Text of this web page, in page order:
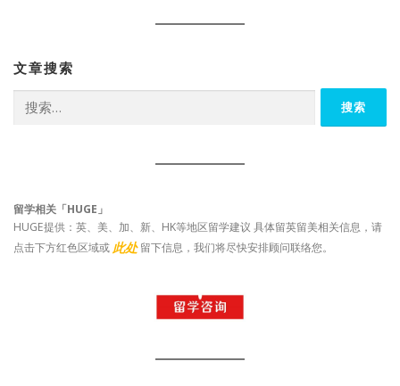
文章搜索
索：
留学相关「HUGE」
HUGE提供：英、美、加、新、HK等地区留学建议 具体留英留美相关信息，请
点击下方红色区域或 此处 留下信息，我们将尽快安排顾问联络您。